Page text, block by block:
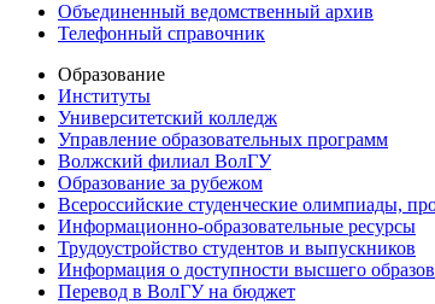
Объединенный ведомственный архив
Телефонный справочник
Образование
Институты
Университетский колледж
Управление образовательных программ
Волжский филиал ВолГУ
Образование за рубежом
Всероссийские студенческие олимпиады,
Информационно-образовательные ресурсы
Трудоустройство студентов и выпускников
Информация о доступности высшего
Перевод в ВолГУ на бюджет